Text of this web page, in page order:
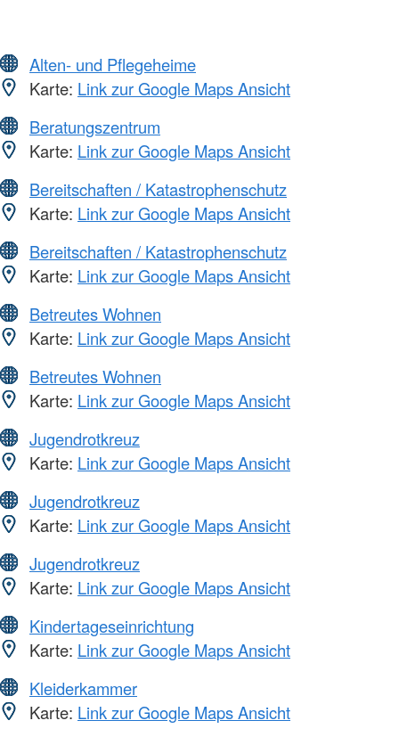
Alten- und Pflegeheime
Karte: Link zur Google Maps Ansicht
Beratungszentrum
Karte: Link zur Google Maps Ansicht
Bereitschaften / Katastrophenschutz
Karte: Link zur Google Maps Ansicht
Bereitschaften / Katastrophenschutz
Karte: Link zur Google Maps Ansicht
Betreutes Wohnen
Karte: Link zur Google Maps Ansicht
Betreutes Wohnen
Karte: Link zur Google Maps Ansicht
Jugendrotkreuz
Karte: Link zur Google Maps Ansicht
Jugendrotkreuz
Karte: Link zur Google Maps Ansicht
Jugendrotkreuz
Karte: Link zur Google Maps Ansicht
Kindertageseinrichtung
Karte: Link zur Google Maps Ansicht
Kleiderkammer
Karte: Link zur Google Maps Ansicht